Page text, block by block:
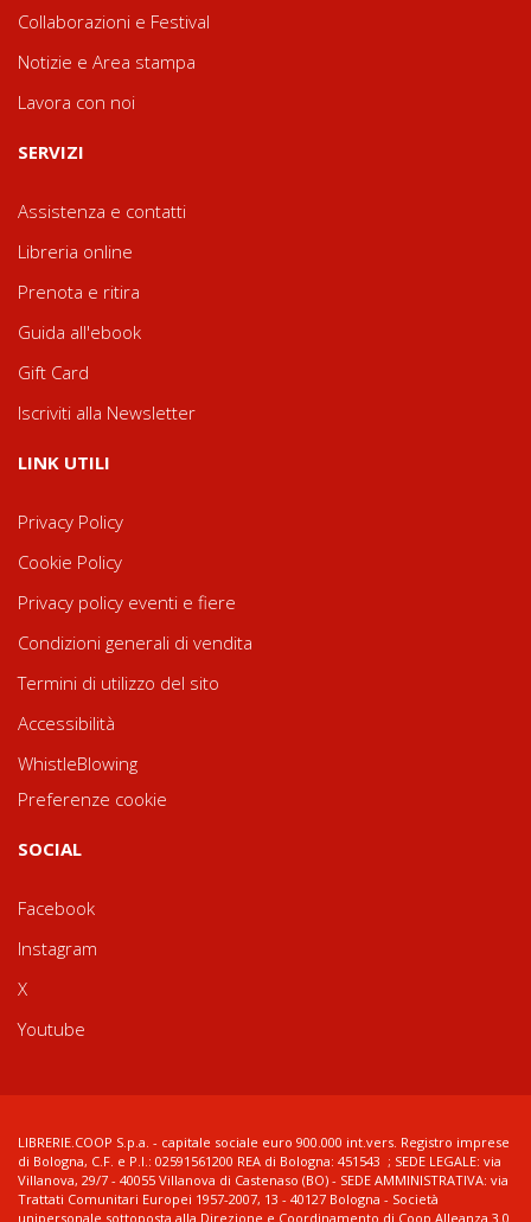
Collaborazioni e Festival
Notizie e Area stampa
Lavora con noi
SERVIZI
Assistenza e contatti
Libreria online
Prenota e ritira
Guida all'ebook
Gift Card
Iscriviti alla Newsletter
LINK UTILI
Privacy Policy
Cookie Policy
Privacy policy eventi e fiere
Condizioni generali di vendita
Termini di utilizzo del sito
Accessibilità
WhistleBlowing
Preferenze cookie
SOCIAL
Facebook
Instagram
X
Youtube
LIBRERIE.COOP S.p.a. - capitale sociale euro 900.000 int.vers. Registro imprese
di Bologna, C.F. e P.I.: 02591561200 REA di Bologna: 451543 ; SEDE LEGALE: via
Villanova, 29/7 - 40055 Villanova di Castenaso (BO) - SEDE AMMINISTRATIVA: via
Trattati Comunitari Europei 1957-2007, 13 - 40127 Bologna - Società
unipersonale sottoposta alla Direzione e Coordinamento di Coop Alleanza 3.0